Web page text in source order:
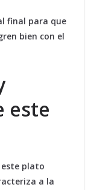
final para que
bien con el
este
este plato
a la